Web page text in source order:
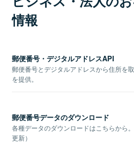
情報
郵便番号・デジタルアドレスAPI
郵便番号とデジタルアドレスから住所を
を提供。
郵便番号データのダウンロード
各種データのダウンロードはこちらから
更新）